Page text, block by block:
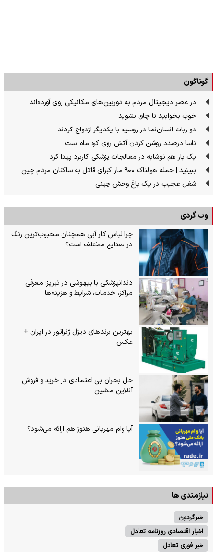
گوناگون
در عصر دیجیتال مردم به دوربین‌های مکانیکی روی آورده‌اند
خوب بخوابید تا چاق نشوید
دو ربات انسان‌نما در روسیه با یکدیگر ازدواج کردند
ناسا درصدد روشن کردن آتش روی کره ماه است
یک بار هم نوشابه در معالجات پزشکی کاربرد پیدا کرد
ببینید | حمله هولناک ۹۰۰ مار کبرای قاتل به ساکنان مردم چین
شغل عجیب در یک باغ وحش چینی
وب گردی
چرا لباس کار آبی همچنان محبوب‌ترین رنگ
در صنایع مختلف است؟
دندانپزشکی با بیهوشی در تبریز؛ معرفی
مراکز، خدمات، شرایط و هزینه‌ها
بهترین برندهای دیزل ژنراتور در ایران +
عکس
حل بحران بی‌ اعتمادی در خرید و فروش
آنلاین ماشین
آیا وام مهربانی هنوز هم ارائه می‌شود؟
نیازمندی ها
خبرگردون
اخبار اقتصادی روزنامه تعادل
خبر فوری تعادل